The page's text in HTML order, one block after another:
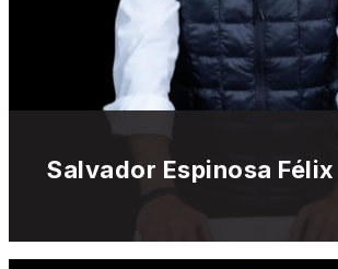
Salvador Espinosa Félix